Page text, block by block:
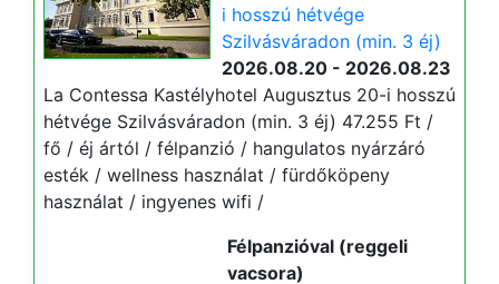
i hosszú hétvége
Szilvásváradon (min. 3 éj)
2026.08.20 - 2026.08.23
La Contessa Kastélyhotel Augusztus 20-i hosszú
hétvége Szilvásváradon (min. 3 éj) 47.255 Ft /
fő / éj ártól / félpanzió / hangulatos nyárzáró
esték / wellness használat / fürdőköpeny
használat / ingyenes wifi /
Félpanzióval (reggeli
vacsora)